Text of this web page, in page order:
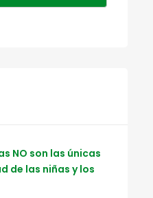
NO son las únicas
de las niñas y los